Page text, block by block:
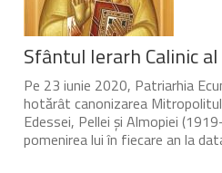
Sfântul Ierarh Calinic
Pe 23 iunie 2020, Patriarhia
hotărât canonizarea
Edessei, Pellei și Almopiei
pomenirea lui în fiecare an la